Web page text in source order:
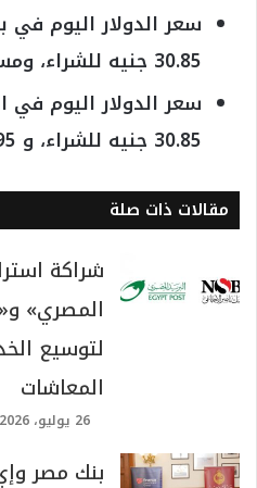
سعر الدولار اليوم في
30.85 جنيه للشراء، ومستوى 30.95 جنيه للبيع.
سعر الدولار اليوم في
30.85 جنيه للشراء، و 30.95 جنيه للبيع.
مقالات ذات صلة
شراكة
المصري»
لتوسيع
المعاشات
26 يوليو، 2026
بنك مصر